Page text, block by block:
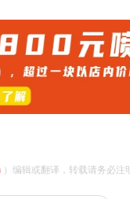
）编辑或翻译，转载请务必注